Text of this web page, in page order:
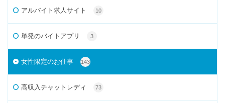
アルバイト求人サイト 10
単発のバイトアプリ 3
女性限定のお仕事 143
高収入チャットレディ 73